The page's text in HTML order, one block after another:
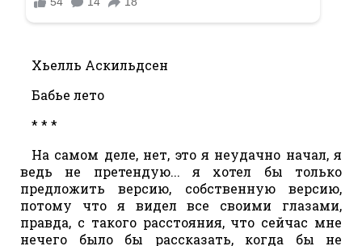
Хьелль Аскильдсен
Бабье лето
* * *
На самом деле, нет, это я неудачно начал, я
ведь не претендую... я хотел бы только
предложить версию, собственную версию,
потому что я видел все своими глазами,
правда, с такого расстояния, что сейчас мне
нечего было бы рассказать, когда бы не